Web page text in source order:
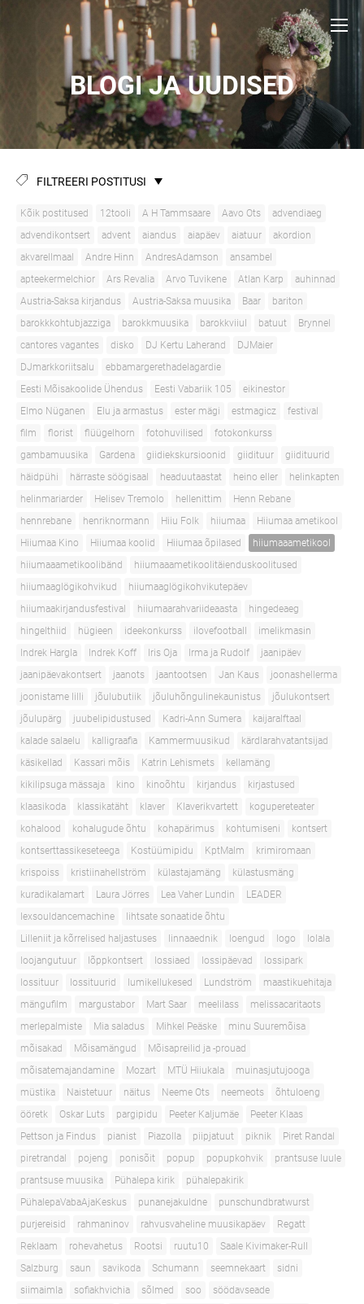
BLOGI JA UUDISED
FILTREERI POSTITUSI
Kõik postitused 12tooli A H Tammsaare Aavo Ots
advendiaeg
advendikontsert
advent aiandus aiapäev aiatuur
akordion
akvarellmaal
Andre Hinn AndresAdamson
ansambel
apteekermelchior
Ars Revalia Arvo Tuvikene Atlan Karp
auhinnad
Austria-Saksa kirjandus
Austria-Saksa muusika Baar
bariton
barokkkohtubjazziga
barokkmuusika barokkviiul batuut
Brynnel
cantores vagantes
disko DJ Kertu Laherand
DJMaier
DJmarkkoriitsalu
ebbamargerethadelagardie
Eesti Mõisakoolide Ühendus
Eesti Vabariik 105
eikinestor
Elmo Nüganen
Elu ja armastus ester mägi estmagicz
festival
film
florist flüügelhorn fotohuvilised
fotokonkurss
gambamuusika
Gardena giidiekskursioonid giidituur
giidituurid
häidpühi
härraste söögisaal headuutaastat heino eller
helinkapten
helinmariarder
Helisev Tremolo hellenittim
Henn Rebane
hennrebane
henriknormann Hiiu Folk hiiumaa
Hiiumaa ametikool
Hiiumaa Kino
Hiiumaa koolid Hiiumaa õpilased
hiiumaaametikool
hiiumaaametikoolibänd
hiiumaaametikoolitäienduskoolitused
hiiumaaglögikohvikud
hiiumaaglögikohvikutepäev
hiiumaakirjandusfestival
hiiumaarahvariideaasta
hingedeaeg
hingelthiid
hügieen ideekonkurss ilovefootball
imelikmasin
Indrek Hargla
Indrek Koff Iris Oja Irma ja Rudolf
jaanipäev
jaanipäevakontsert
jaanots jaantootsen Jan Kaus
joonashellerma
joonistame lilli
jõulubutiik jõuluhõngulinekaunistus
jõulukontsert
jõulupärg
juubelipidustused Kadri-Ann Sumera
kaijaralftaal
kalade salaelu
kalligraafia Kammermuusikud
kärdlarahvatantsijad
käsikellad
Kassari mõis Katrin Lehismets
kellamäng
kikilipsuga mässaja
kino kinoõhtu kirjandus
kirjastused
klaasikoda
klassikatäht klaver Klaverikvartett
kogupereteater
kohalood
kohalugude õhtu kohapärimus kohtumiseni
kontsert
kontserttassikeseteega
Kostüümipidu KptMalm
krimiromaan
krispoiss
kristiinahellström külastajamäng
külastusmäng
kuradikalamart
Laura Jörres Lea Vaher Lundin
LEADER
lexsouldancemachine
lihtsate sonaatide õhtu
Lilleniit ja kõrrelised haljastuses
linnaaednik loengud logo
lolala
loojangutuur
lõppkontsert lossiaed lossipäevad
lossipark
lossituur
lossituurid lumikellukesed Lundström
maastikuehitaja
mängufilm
margustabor Mart Saar meelilass
melissacaritaots
merlepalmiste
Mia saladus Mihkel Peäske
minu Suuremõisa
mõisakad
Mõisamängud
Mõisapreilid ja -prouad
mõisatemajandamine
Mozart MTÜ Hiiukala
muinasjutujooga
müstika
Naistetuur näitus Neeme Ots neemeots
õhtuloeng
ööretk
Oskar Luts pargipidu Peeter Kaljumäe
Peeter Klaas
Pettson ja Findus
pianist Piazolla piipjatuut piknik
Piret Randal
piretrandal
pojeng ponisõit popup popupkohvik
prantsuse luule
prantsuse muusika
Pühalepa kirik
pühalepakirik
PühalepaVabaAjaKeskus
punanejakuldne
punschundbratwurst
purjereisid
rahmaninov rahvusvaheline muusikapäev
Regatt
Reklaam
rohevahetus Rootsi ruutu10
Saale Kivimaker-Rull
Salzburg
saun savikoda Schumann seemnekaart
sidni
siimaimla
sofiakhvichia sõlmed soo
söödavseade